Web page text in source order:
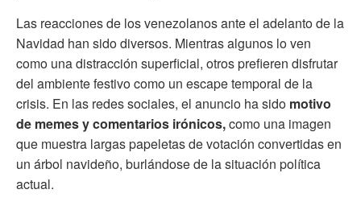
Las reacciones de los venezolanos ante el adelanto de la
Navidad han sido diversos. Mientras algunos lo ven
como una distracción superficial, otros prefieren disfrutar
del ambiente festivo como un escape temporal de la
crisis. En las redes sociales, el anuncio ha sido motivo
de memes y comentarios irónicos,como una imagen
que muestra largas papeletas de votación convertidas en
un árbol navideño, burlándose de la situación política
actual.